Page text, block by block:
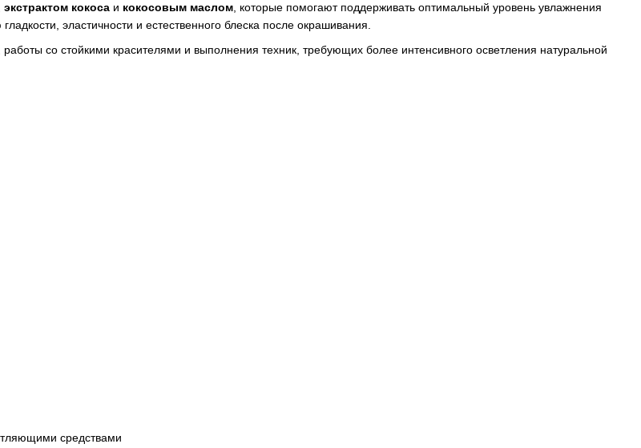
экстрактом кокоса и кокосовым маслом , которые помогают поддерживать оптимальный уровень увлажнения
эластичности и естественного блеска после окрашивания.
, работы со стойкими красителями и выполнения техник, требующих более интенсивного осветления натуральной
средствами